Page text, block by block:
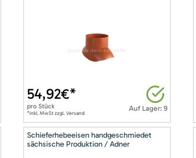
Auf Lager: 9
54,92€*
pro Stück
*inkl. MwSt zzgl. Versand
Schieferhebeeisen handgeschmiedet
sächsische Produktion / Adner